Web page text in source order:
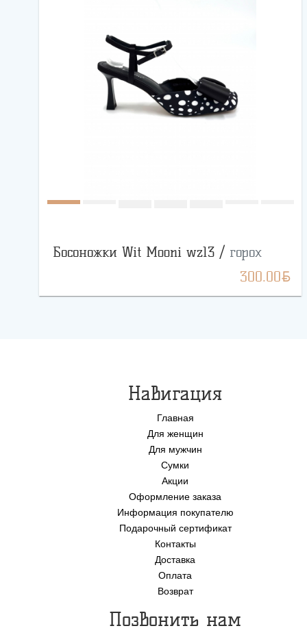
Босоножки Wit Mooni wz13 / горох
300.00BYN
Навигация
Главная
Для женщин
Для мужчин
Сумки
Акции
Оформление заказа
Информация покупателю
Подарочный сертификат
Контакты
Доставка
Оплата
Возврат
Позвонить нам